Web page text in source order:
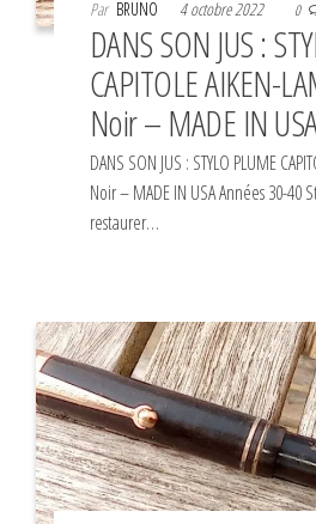
Par BRUNO 4 octobre 2022 0
DANS SON JUS :
CAPITOLE AIKEN-
Noir – MADE IN
DANS SON JUS : STYLO PLUME
Noir – MADE IN USA Années 30-40
restaurer…